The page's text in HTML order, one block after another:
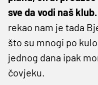
sve da vodi naš
rekao nam je tada
što su mnogi po
jednog dana ipak
čovjeku.